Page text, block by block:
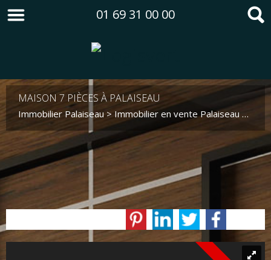
01 69 31 00 00
MAISON 7 PIÈCES À PALAISEAU
Immobilier Palaiseau > Immobilier en vente Palaiseau >